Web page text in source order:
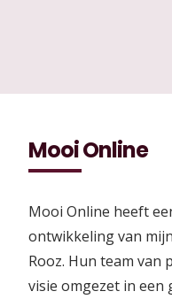
Mooi Online
Mooi Online heeft
ontwikkeling van
Rooz. Hun team van
visie omgezet in